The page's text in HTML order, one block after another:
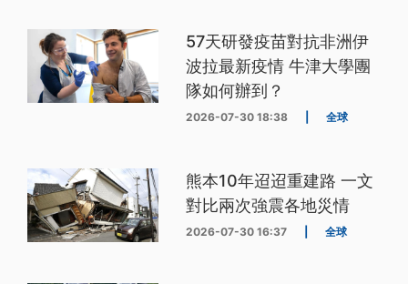
57天研發疫苗對抗非洲伊
波拉最新疫情 牛津大學團
隊如何辦到？
2026-07-30 18:38 全球
熊本10年迢迢重建路 一文
對比兩次強震各地災情
2026-07-30 16:37 全球